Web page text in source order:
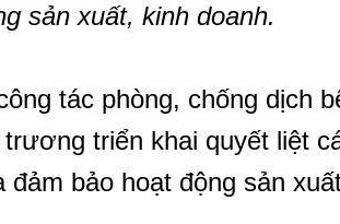
sản xuất, kinh doanh.
tác phòng, chống dịch
trương triển khai quyết liệt
đảm bảo hoạt động sản